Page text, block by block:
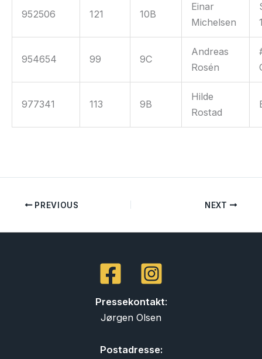
952506 121 10B
Einar
Michelsen
954654 99 9C
Andreas
Rosén
977341 113 9B
Hilde
Rostad
PREVIOUS NEXT
Pressekontakt:
Jørgen Olsen
Postadresse: